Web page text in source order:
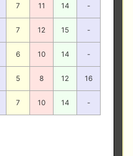
7 11 14 -
7 12 15 -
6 10 14 -
5 8 12 16
7 10 14 -